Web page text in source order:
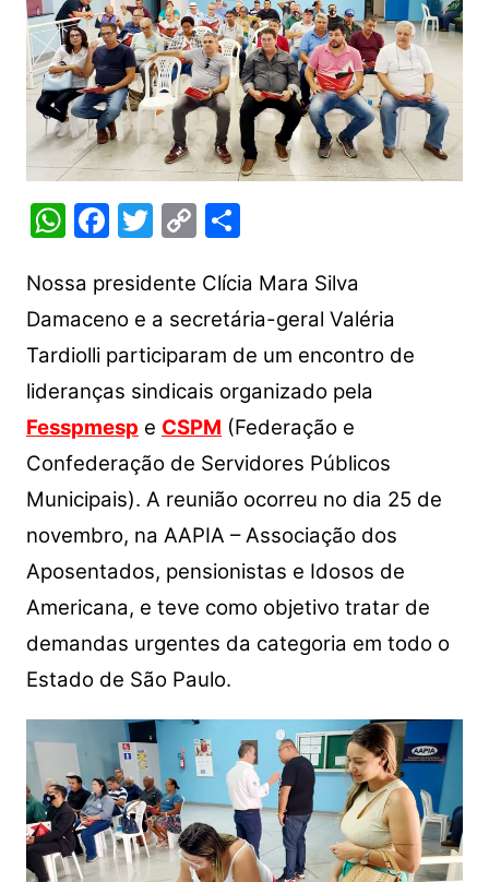
W
at
s
A
p
p
F
c
e
b
o
o
k
T
itt
er
C
p
y
Li
n
k
S
ar
e
Nossa presidente Clícia Mara Silva
Damaceno e a secretária-geral Valéria
Tardiolli participaram de um encontro de
lideranças sindicais organizado pela
Fesspmesp e CSPM (Federação e
Confederação de Servidores Públicos
Municipais). A reunião ocorreu no dia 25 de
novembro, na AAPIA – Associação dos
Aposentados, pensionistas e Idosos de
Americana, e teve como objetivo tratar de
demandas urgentes da categoria em todo o
Estado de São Paulo.